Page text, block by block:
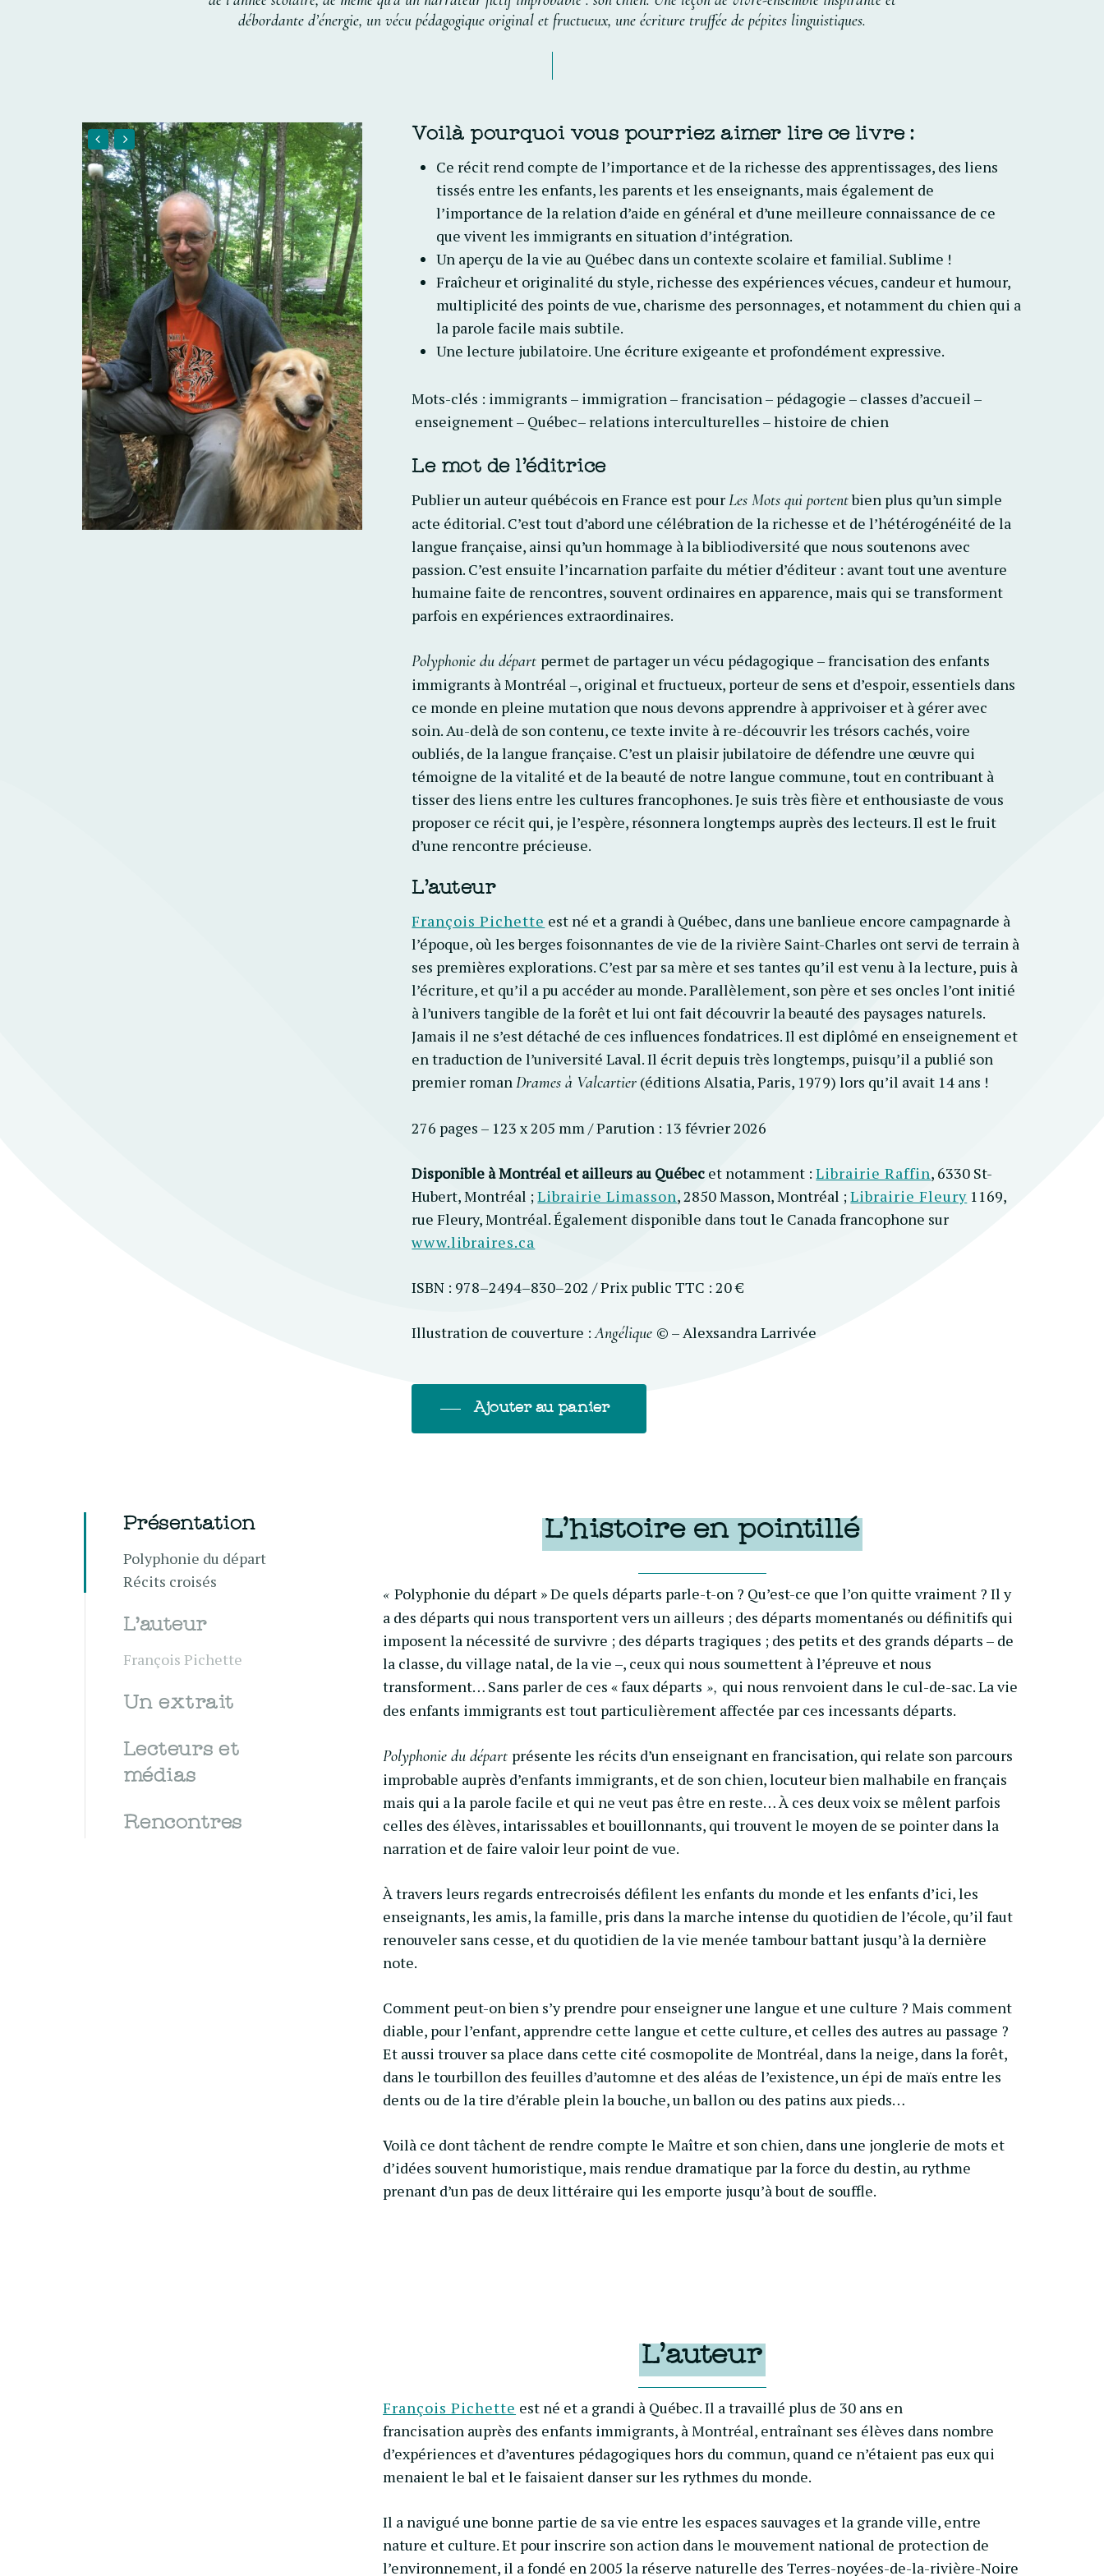
débordante d’énergie, un vécu pédagogique original et fructueux, une écriture truffée de pépites linguistiques.
Voilà pourquoi vous pourriez aimer lire ce livre :
Ce récit rend compte de l’importance et de la richesse des apprentissages, des liens
tissés entre les enfants, les parents et les enseignants, mais également de
l’importance de la relation d’aide en général et d’une meilleure connaissance de ce
que vivent les immigrants en situation d’intégration.
Un aperçu de la vie au Québec dans un contexte scolaire et familial. Sublime !
Fraîcheur et originalité du style, richesse des expériences vécues, candeur et humour,
multiplicité des points de vue, charisme des personnages, et notamment du chien qui a
la parole facile mais subtile.
Une lecture jubilatoire. Une écriture exigeante et profondément expressive.
Mots-clés : immigrants – immigration – francisation – pédagogie – classes d’accueil –
enseignement – Québec– relations interculturelles – histoire de chien
Le mot de l’éditrice
Publier un auteur québécois en France est pourLes Mots qui portentbien plus qu’un simple
acte éditorial. C’est tout d’abord une célébration de la richesse et de l’hétérogénéité de la
langue française, ainsi qu’un hommage à la bibliodiversité que nous soutenons avec
passion. C’est ensuite l’incarnation parfaite du métier d’éditeur : avant tout une aventure
humaine faite de rencontres, souvent ordinaires en apparence, mais qui se transforment
parfois en expériences extraordinaires.
Polyphonie du départ permet de partager un vécu pédagogique – francisation des enfants
immigrants à Montréal –, original et fructueux, porteur de sens et d’espoir, essentiels dans
ce monde en pleine mutation que nous devons apprendre à apprivoiser et à gérer avec
soin. Au-delà de son contenu, ce texte invite à re-découvrir les trésors cachés, voire
oubliés, de la langue française. C’est un plaisir jubilatoire de défendre une œuvre qui
témoigne de la vitalité et de la beauté de notre langue commune, tout en contribuant à
tisser des liens entre les cultures francophones. Je suis très fière et enthousiaste de vous
proposer ce récit qui, je l’espère, résonnera longtemps auprès des lecteurs. Il est le fruit
d’une rencontre précieuse.
L’auteur
François Pichette est né et a grandi à Québec, dans une banlieue encore campagnarde à
l’époque, où les berges foisonnantes de vie de la rivière Saint-Charles ont servi de terrain à
ses premières explorations. C’est par sa mère et ses tantes qu’il est venu à la lecture, puis à
l’écriture, et qu’il a pu accéder au monde.Parallèlement, son père et ses oncles l’ont initié
à l’univers tangible de la forêt et lui ont fait découvrir la beauté des paysages naturels.
Jamais il ne s’est détaché de ces influences fondatrices. Il est diplômé en enseignement et
en traduction de l’université Laval. Il écrit depuis très longtemps, puisqu’il a publié son
premier romanDrames à Valcartier (éditions Alsatia, Paris, 1979) lors qu’il avait 14 ans !
276 pages – 123 x 205 mm / Parution : 13 février 2026
Disponible à Montréal et ailleurs au Québec et notamment :Librairie Raffin, 6330 St-
Hubert, Montréal ;Librairie Limasson, 2850 Masson, Montréal ;Librairie Fleury 1169,
rue Fleury, Montréal. Également disponible dans tout le Canada francophone sur
www.libraires.ca
ISBN : 978–2494–830–202 / Prix public TTC : 20 €
Illustration de couverture :Angélique © –Alexsandra Larrivée
Ajouter au panier
Présentation
Polyphonie du départ
Récits croisés
L'auteur
François Pichette
Un extrait
Lecteurs et
médias
Rencontres
L’histoire en pointillé
«Polyphonie du départ » De quels départs parle-t-on ? Qu’est-ce que l’on quitte vraiment ? Il y
a des départs qui nous transportent vers un ailleurs ; des départs momentanés ou définitifs qui
imposent la nécessité de survivre ; des départs tragiques ; des petits et des grands départs – de
la classe, du village natal, de la vie –, ceux qui nous soumettent à l’épreuve et nous
transforment… Sans parler de ces « faux départs », qui nous renvoient dans le cul-de-sac. La vie
des enfants immigrants est tout particulièrement affectée par ces incessants départs.
Polyphonie du départ présente les récits d’un enseignant en francisation, qui relate son parcours
improbable auprès d’enfants immigrants, et de son chien, locuteur bien malhabile en français
mais qui a la parole facile et qui ne veut pas être en reste… À ces deux voix se mêlent parfois
celles des élèves, intarissables et bouillonnants, qui trouvent le moyen de se pointer dans la
narration et de faire valoir leur point de vue.
À travers leurs regards entrecroisés défilent les enfants du monde et les enfants d’ici, les
enseignants, les amis, la famille, pris dans la marche intense du quotidien de l’école, qu’il faut
renouveler sans cesse, et du quotidien de la vie menée tambour battant jusqu’à la dernière
note.
Comment peut-on bien s’y prendre pour enseigner une langue et une culture ? Mais comment
diable, pour l’enfant, apprendre cette langue et cette culture, et celles des autres au passage ?
Et aussi trouver sa place dans cette cité cosmopolite de Montréal, dans la neige, dans la forêt,
dans le tourbillon des feuilles d’automne et des aléas de l’existence, un épi de maïs entre les
dents ou de la tire d’érable plein la bouche, un ballon ou des patins aux pieds…
Voilà ce dont tâchent de rendre compte le Maître et son chien, dans une jonglerie de mots et
d’idées souvent humoristique, mais rendue dramatique par la force du destin, au rythme
prenant d’un pas de deux littéraire qui les emporte jusqu’à bout de souffle.
L’auteur
François Pichette est né et a grandi à Québec. Il a travaillé plus de 30 ans en
francisation auprès des enfants immigrants, à Montréal, entraînant ses élèves dans nombre
d’expériences et d’aventures pédagogiques hors du commun, quand ce n’étaient pas eux qui
menaient le bal et le faisaient danser sur les rythmes du monde.
Il a navigué une bonne partie de sa vie entre les espaces sauvages et la grande ville, entre
nature et culture. Et pour inscrire son action dans le mouvement national de protection de
l’environnement, il a fondé en 2005 la réserve naturelle des Terres-noyées-de-la-rivière-Noire